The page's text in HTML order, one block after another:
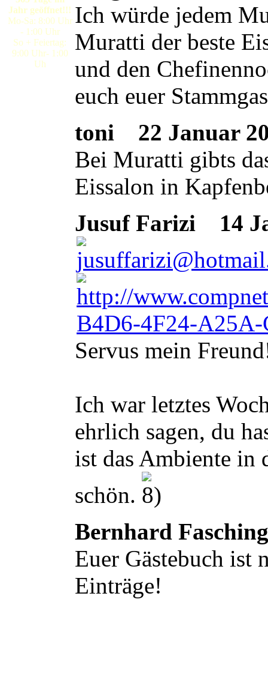
Jahr geöffnet!!!
Mo-Sa: 8:00 Uhr
- 1:00 Uhr
So + Feiertag:
9:00 Uhr- 1:00
Uh
Ich würde jedem
Muratti der beste
und den
euch euer
toni
22 Januar
Bei Muratti gibts
Eissalon in
Jusuf Farizi
14
Servus mein
Ich war letztes
ehrlich sagen, du
ist das Ambiente in
schön.
Bernhard Fasching
Euer Gästebuch ist
Einträge!